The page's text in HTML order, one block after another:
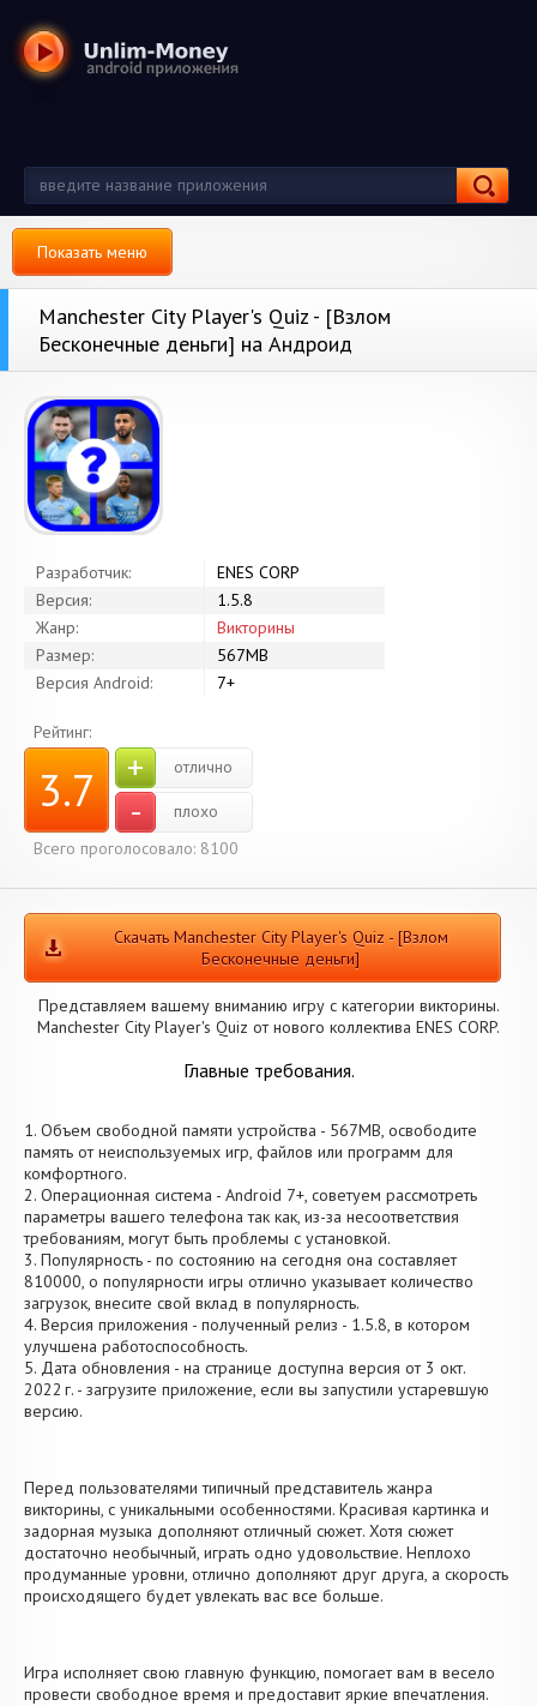
Показать меню
Manchester City Player's Quiz - [Взлом
Бесконечные деньги] на Андроид
Разработчик:
ENES CORP
Версия:
1.5.8
Жанр:
Викторины
Размер:
567MB
Версия Android:
7+
Рейтинг:
3.7 + отлично
-
плохо
Всего проголосовало: 8100
Скачать Manchester City Player's Quiz - [Взлом
Бесконечные деньги]
Представляем вашему вниманию игру с категории викторины.
Manchester City Player's Quiz от нового коллектива ENES CORP.
Главные требования.
1. Объем свободной памяти устройства - 567MB, освободите
память от неиспользуемых игр, файлов или программ для
комфортного.
2. Операционная система - Android 7+, советуем рассмотреть
параметры вашего телефона так как, из-за несоответствия
требованиям, могут быть проблемы с установкой.
3. Популярность - по состоянию на сегодня она составляет
810000, о популярности игры отлично указывает количество
загрузок, внесите свой вклад в популярность.
4. Версия приложения - полученный релиз - 1.5.8, в котором
улучшена работоспособность.
5. Дата обновления - на странице доступна версия от 3 окт.
2022 г. - загрузите приложение, если вы запустили устаревшую
версию.
Перед пользователями типичный представитель жанра
викторины, с уникальными особенностями. Красивая картинка и
задорная музыка дополняют отличный сюжет. Хотя сюжет
достаточно необычный, играть одно удовольствие. Неплохо
продуманные уровни, отлично дополняют друг друга, а скорость
происходящего будет увлекать вас все больше.
Игра исполняет свою главную функцию, помогает вам в весело
провести свободное время и предоставит яркие впечатления.